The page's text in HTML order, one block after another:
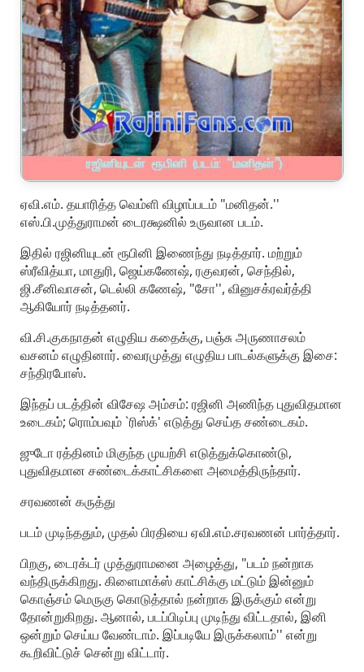
ஏவி.எம். தயாரித்த வெம்ளி விழாப்படம் "மனிதன்.''
எஸ்.பி.முத்துராமன் டைரக்ஷனில் உருவான படம்.
இதில் ரஜினியுடன் ரூபினி இணைந்து நடித்தார். மற்றும்
ஸ்ரீவித்யா, மாதுரி, ஜெய்கணேஷ், ரகுவரன், செந்தில்,
ஜி.சீனிவாசன், டெல்லி கணேஷ், "சோ'', வினுசக்ரவர்த்தி
ஆகியோர் நடித்தனர்.
வி.சி.குகநாதன் எழுதிய கதைக்கு, பஞ்சு அருணாசலம்
வசனம் எழுதினார். வைரமுத்து எழுதிய பாடல்களுக்கு இசை:
சந்திரபோஸ்.
இந்தப் படத்தின் விசேஷ அம்சம்: ரஜினி அணிந்த புதுவிதமான
உடைகம்; ரொம்பவும் `ரிஸ்க்' எடுத்து செய்த சண்டைகம்.
ஜுடோ ரத்தினம் மிகுந்த முயற்சி எடுத்துக்கொண்டு,
புதுவிதமான சண்டைக்காட்சிகளை அமைத்திருந்தார்.
சரவணன் கருத்து
படம் முடிந்ததும், முதல் பிரதியை ஏவி.எம்.சரவணன் பார்த்தார்.
பிறகு, டைரக்டர் முத்துராமனை அழைத்து, "படம் நன்றாக
வந்திருக்கிறது. கிளைமாக்ஸ் காட்சிக்கு மட்டும் இன்னும்
கொஞ்சம் மெருகு கொடுத்தால் நன்றாக இருக்கும் என்று
தோன்றுகிறது. ஆனால், படப்பிடிப்பு முடிந்து விட்டதால், இனி
ஒன்றும் செய்ய வேண்டாம். இப்படியே இருக்கலாம்'' என்று
கூறிவிட்டுச் சென்று விட்டார்.